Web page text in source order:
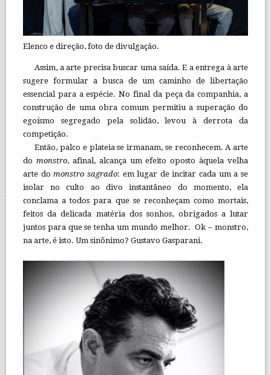
Elenco e direção, foto de divulgação.
Assim, a arte precisa buscar uma saída. E a entrega à arte
sugere formular a busca de um caminho de libertação
essencial para a espécie. No final da peça da companhia, a
construção de uma obra comum permitiu a superação do
egoísmo segregado pela solidão, levou à derrota da
competição.
Então, palco e plateia se irmanam, se reconhecem. A arte
do monstro, afinal, alcança um efeito oposto àquela velha
arte domonstro sagrado: em lugar de incitar cada um a se
isolar no culto ao divo instantâneo do momento, ela
conclama a todos para que se reconheçam como mortais,
feitos da delicada matéria dos sonhos, obrigados a lutar
juntos para que se tenha um mundo melhor. Ok – monstro,
na arte, é isto. Um sinônimo? Gustavo Gasparani.